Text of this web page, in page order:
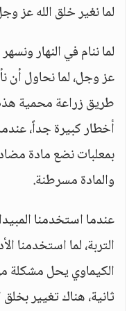
لما نغير خلق الله عز
لما ننام في النهار
عز وجل، لما نحاول أن
طريق زراعة محمية هذه
أخطار كبيرة جداً،
بمعلبات نضع مادة
والمادة مسرطنة.
عندما استخدمنا
التربة، لما استخدمنا
الكيماوي يحل
ثانية، هناك تغيير بخلق